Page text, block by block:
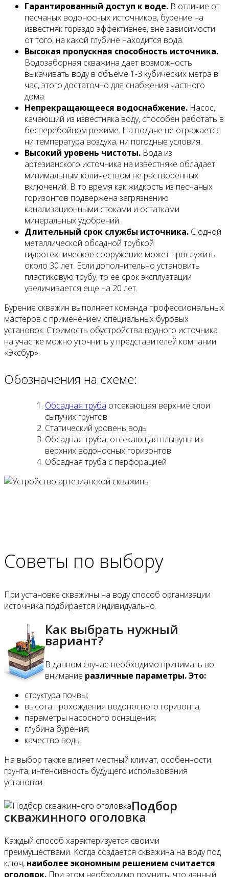
Гарантированный доступ к воде. В отличие от
песчаных водоносных источников, бурение на
известняк гораздо эффективнее, вне зависимости
от того, на какой глубине находится вода.
Высокая пропускная способность источника.
Водозаборная скважина дает возможность
выкачивать воду в объеме 1-3 кубических метра в
час, этого достаточно для снабжения частного
дома.
Непрекращающееся водоснабжение. Насос,
качающий из известняка воду, способен работать в
бесперебойном режиме. На подаче не отражается
ни температура воздуха, ни погодные условия.
Высокий уровень чистоты. Вода из
артезианского источника на известняке обладает
минимальным количеством не растворенных
включений. В то время как жидкость из песчаных
горизонтов подвержена загрязнению
канализационными стоками и остатками
минеральных удобрений.
Длительный срок службы источника. С одной
металлической обсадной трубкой
гидротехническое сооружение может прослужить
около 30 лет. Если дополнительно установить
пластиковую трубу, то ее срок эксплуатации
увеличивается еще на 20 лет.
Бурение скважин выполняет команда профессиональных
мастеров с применением специальных буровых
установок. Стоимость обустройства водного источника
на участке можно уточнить у представителей компании
«Эксбур».
Обозначения на схеме:
Обсадная труба отсекающая верхние слои
сыпучих грунтов
Статический уровень воды
Обсадная труба, отсекающая плывуны из
верхних водоносных горизонтов
Обсадная труба с перфорацией
Советы по выбору
При установке скважины на воду способ организации
источника подбирается индивидуально.
Как выбрать нужный
вариант?
В данном случае необходимо принимать во
внимание различные параметры. Это:
структура почвы;
высота прохождения водоносного горизонта;
параметры насосного оснащения;
глубина бурения;
качество воды.
На выбор также влияет местный климат, особенности
грунта, интенсивность будущего использования
установки.
Подбор
скважинного оголовка
Каждый способ характеризуется своими
преимуществами. Когда создается скважина на воду под
ключ, наиболее экономным решением считается
оголовок. При этом необходимо помнить, что данный